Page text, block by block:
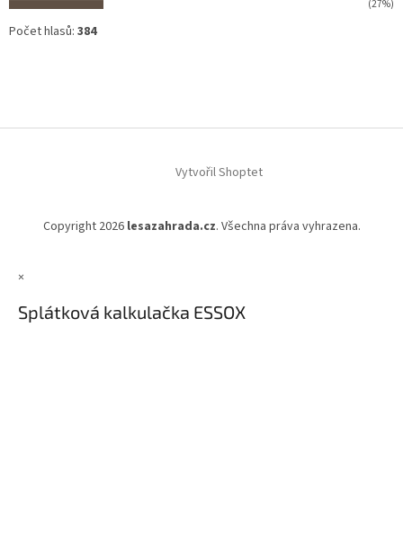
(27%)
Počet hlasů: 384
Vytvořil Shoptet
Copyright 2026 lesazahrada.cz. Všechna práva vyhrazena.
×
Splátková kalkulačka ESSOX